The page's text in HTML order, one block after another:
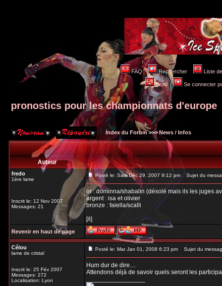
FAQ Rechercher Liste
Profil Se connecter
pronostics pour les championnats d'europe
Index du Forum>>>News / Infos
Auteur
fredo
1ère lame
Inscrit le: 12 Nov 2007
Messages: 21
Posté le: Sam Déc 29, 2007 9:12 pm Sujet du
or : dominna/shabalin (désolé mais ils les juges
argent : isa et olivier
bronze : faiella/scalli
[/i]
Revenir en haut de page
Célou
lame de cristal
Inscrit le: 25 Fév 2007
Messages: 272
Localisation: Lyon
Posté le: Mar Jan 01, 2008 6:23 pm Sujet du
Hum dur de dire....
Attendons déjà de savoir quels seront les
_________________